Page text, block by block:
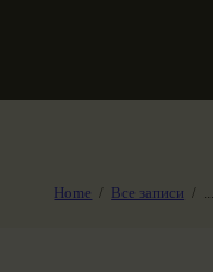
Home Все записи ...